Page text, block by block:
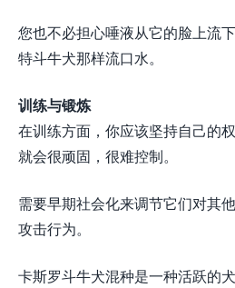
您也不必担心唾液从它的脸上流
特斗牛犬那样流口水。
训练与锻炼
在训练方面，你应该坚持自己的
就会很顽固，很难控制。
需要早期社会化来调节它们对其
攻击行为。
卡斯罗斗牛犬混种是一种活跃的